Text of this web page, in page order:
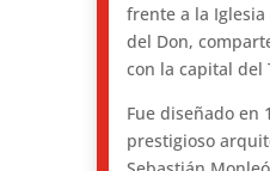
frente a la
del Don,
con la capital del
Fue diseñado en
prestigioso